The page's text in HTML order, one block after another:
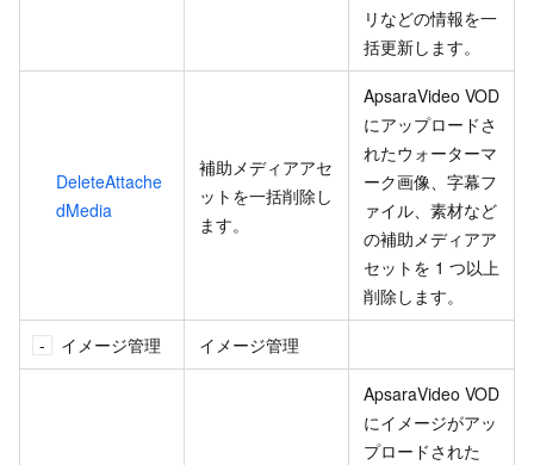
リなどの情報を一
括更新します。
DeleteAttache
dMedia
補助メディアアセ
ットを一括削除し
ます。
ApsaraVideo VOD
にアップロードさ
れたウォーターマ
ーク画像、字幕フ
ァイル、素材など
の補助メディアア
セットを 1 つ以上
削除します。
イメージ管理 イメージ管理
ApsaraVideo VOD
にイメージがアッ
プロードされた